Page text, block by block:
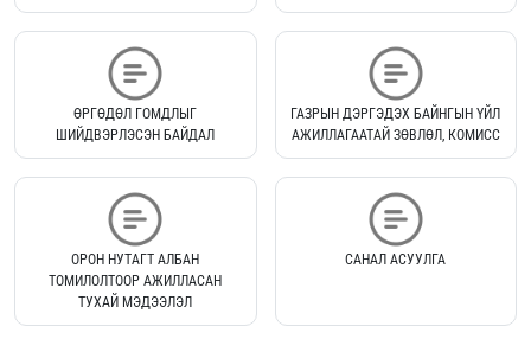
ӨРГӨДӨЛ ГОМДЛЫГ
ШИЙДВЭРЛЭСЭН БАЙДАЛ
ГАЗРЫН ДЭРГЭДЭХ БАЙНГЫН ҮЙЛ
АЖИЛЛАГААТАЙ ЗӨВЛӨЛ, КОМИСС
ОРОН НУТАГТ АЛБАН
ТОМИЛОЛТООР АЖИЛЛАСАН
ТУХАЙ МЭДЭЭЛЭЛ
САНАЛ АСУУЛГА